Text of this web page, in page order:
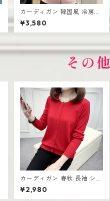
カーディガン 韓国風 冷房対
策 ルームウェア レディース
羽織り
¥3,580
その
カーディガン 春秋 長袖 ショ
ートセーター 薄手 ショール
¥2,980